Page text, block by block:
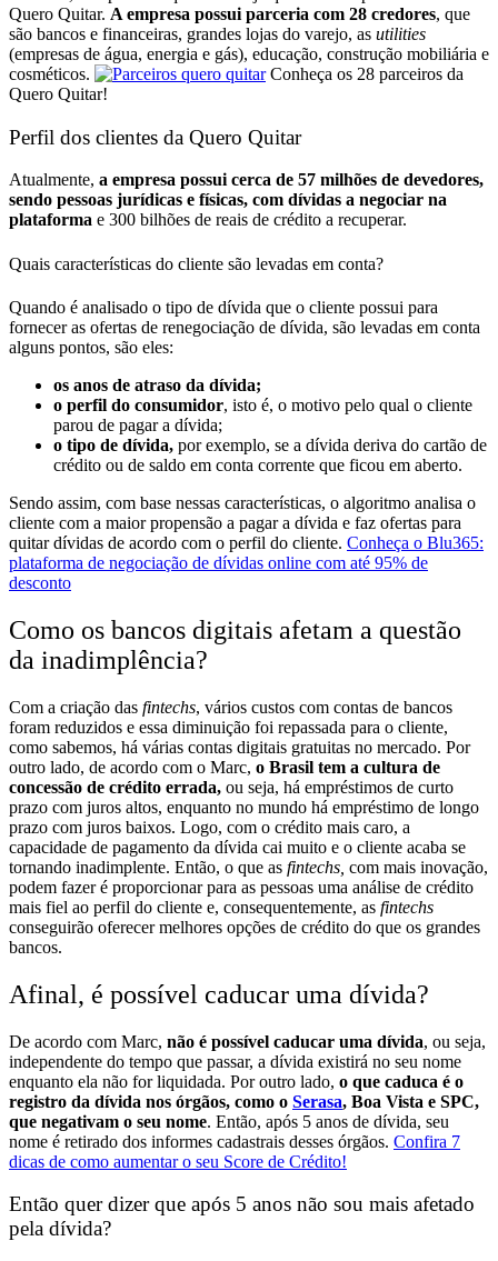
Quero Quitar. A empresa possui parceria com 28 credores, que
são bancos e financeiras, grandes lojas do varejo, as utilities
(empresas de água, energia e gás), educação, construção mobiliária e
cosméticos.
Conheça os 28 parceiros da
Quero Quitar!
Perfil dos clientes da Quero Quitar
Atualmente, a empresa possui cerca de 57 milhões de devedores,
sendo pessoas jurídicas e físicas, com dívidas a negociar na
plataforma e 300 bilhões de reais de crédito a recuperar.
Quais características do cliente são levadas em conta?
Quando é analisado o tipo de dívida que o cliente possui para
fornecer as ofertas de renegociação de dívida, são levadas em conta
alguns pontos, são eles:
os anos de atraso da dívida;
o perfil do consumidor, isto é, o motivo pelo qual o cliente
parou de pagar a dívida;
o tipo de dívida, por exemplo, se a dívida deriva do cartão de
crédito ou de saldo em conta corrente que ficou em aberto.
Sendo assim, com base nessas características, o algoritmo analisa o
cliente com a maior propensão a pagar a dívida e faz ofertas para
quitar dívidas de acordo com o perfil do cliente. Conheça o Blu365:
plataforma de negociação de dívidas online com até 95% de
desconto
Como os bancos digitais afetam a questão
da inadimplência?
Com a criação das fintechs, vários custos com contas de bancos
foram reduzidos e essa diminuição foi repassada para o cliente,
como sabemos, há várias contas digitais gratuitas no mercado. Por
outro lado, de acordo com o Marc, o Brasil tem a cultura de
concessão de crédito errada, ou seja, há empréstimos de curto
prazo com juros altos, enquanto no mundo há empréstimo de longo
prazo com juros baixos. Logo, com o crédito mais caro, a
capacidade de pagamento da dívida cai muito e o cliente acaba se
tornando inadimplente. Então, o que as fintechs, com mais inovação,
podem fazer é proporcionar para as pessoas uma análise de crédito
mais fiel ao perfil do cliente e, consequentemente, as fintechs
conseguirão oferecer melhores opções de crédito do que os grandes
bancos.
Afinal, é possível caducar uma dívida?
De acordo com Marc, não é possível caducar uma dívida, ou seja,
independente do tempo que passar, a dívida existirá no seu nome
enquanto ela não for liquidada. Por outro lado, o que caduca é o
registro da dívida nos órgãos, como o Serasa, Boa Vista e SPC,
que negativam o seu nome. Então, após 5 anos de dívida, seu
nome é retirado dos informes cadastrais desses órgãos. Confira 7
dicas de como aumentar o seu Score de Crédito!
Então quer dizer que após 5 anos não sou mais afetado
pela dívida?